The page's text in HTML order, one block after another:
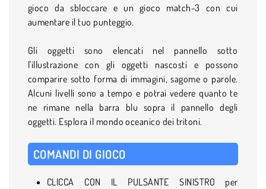
gioco da sbloccare e un gioco match-3 con cui
aumentare il tuo punteggio.
Gli oggetti sono elencati nel pannello sotto
l'illustrazione con gli oggetti nascosti e possono
comparire sotto forma di immagini, sagome o parole.
Alcuni livelli sono a tempo e potrai vedere quanto te
ne rimane nella barra blu sopra il pannello degli
oggetti. Esplora il mondo oceanico dei tritoni.
COMANDI DI GIOCO
CLICCA CON IL PULSANTE SINISTRO per